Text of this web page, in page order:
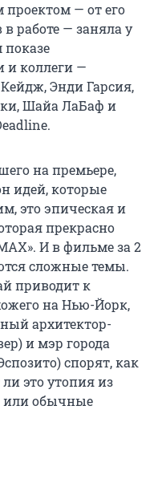
проектом — от его
работе — заняла у
показе
и коллеги —
Энди Гарсия,
Шайа ЛаБаф и
на премьере,
идей, которые
это эпическая и
прекрасно
И в фильме за 2
сложные темы.
приводит к
на Нью-Йорк,
архитектор-
и мэр города
спорят, как
это утопия из
или обычные